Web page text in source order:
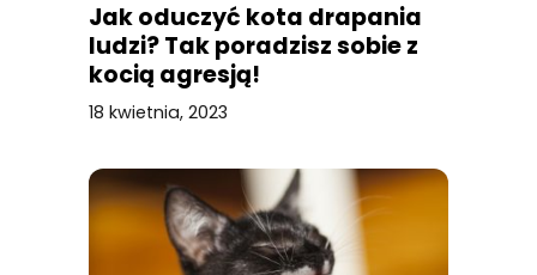
Jak oduczyć kota drapania
ludzi? Tak poradzisz sobie z
kocią agresją!
18 kwietnia, 2023